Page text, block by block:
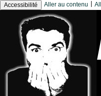
Accessibilité Aller au contenu